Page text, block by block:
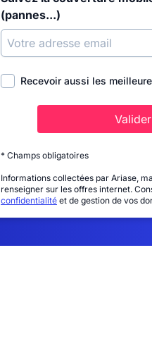
(pannes...)
Recevoir aussi les
Valider
* Champs obligatoires
Informations collectées par Ariase,
renseigner sur les offres internet.
confidentialité et de gestion de vos